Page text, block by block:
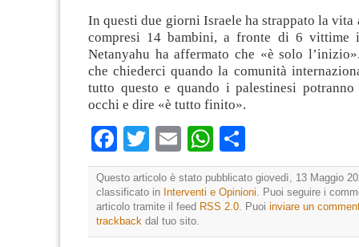
In questi due giorni Israele ha strappato la vita
compresi 14 bambini, a fronte di 6 vittime
Netanyahu ha affermato che «è solo
che chiederci quando la comunità
tutto questo e quando i palestinesi
occhi e dire «è tutto finito».
Facebook
TwitterEmailWhatsApp
Questo articolo è stato pubblicato giovedì, 13 Maggio
classificato in Interventi e Opinioni . Puoi seguire i
articolo tramite il feed RSS 2.0 . Puoi inviare un
trackback dal tuo sito.